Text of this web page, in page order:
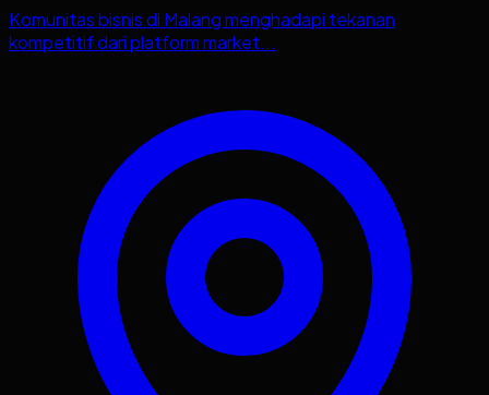
Komunitas bisnis di Malang menghadapi tekanan
kompetitif dari platform market...